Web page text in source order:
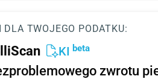
DLA TWOJEGO PODATKU:
KI beta
zwrotu